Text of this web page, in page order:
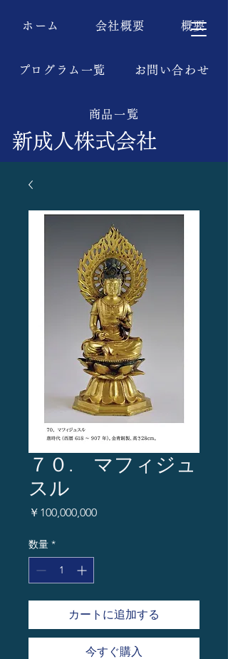
新成人株式会社
ホーム 会社概要 概要
プログラム一覧 お問い合わせ
商品一覧
７０. マフィジュ
スル
￥100,000,000価
数量 *
カートに追加する
今すぐ購入